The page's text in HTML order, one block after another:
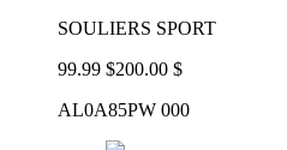
SOULIERS SPORT
99.99 $200.00 $
AL0A85PW 000